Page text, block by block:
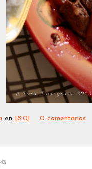
en 18:01
0 comentarios